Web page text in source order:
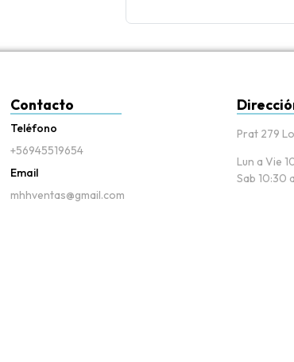
Contacto
Teléfono
+56945519654
Email
mhhventas@gmail.com
Prat 279
Lun a Vie
Sab 10:30